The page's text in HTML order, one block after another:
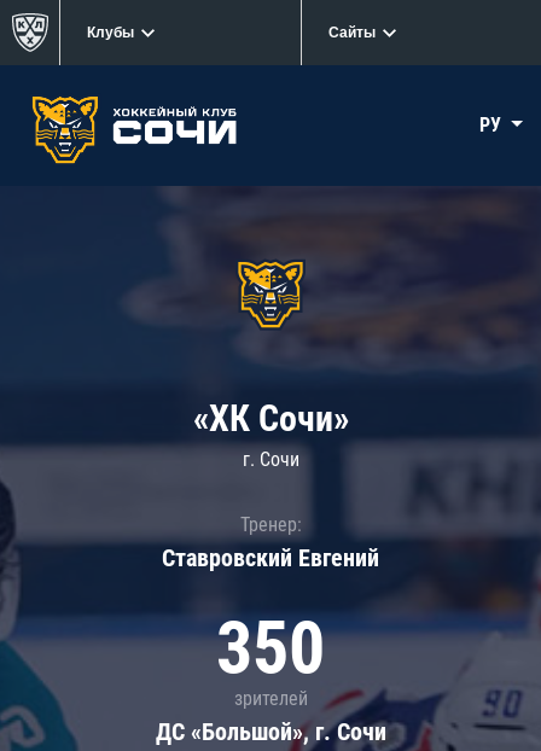
Клубы Сайты
РУ
«ХК Сочи»
г. Сочи
Тренер:
Ставровский Евгений
350
зрителей
ДС «Большой», г. Сочи